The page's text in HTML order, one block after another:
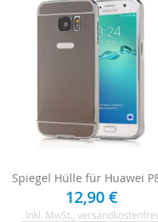
12,90 €
Inkl. MwSt. , versandkostenfrei